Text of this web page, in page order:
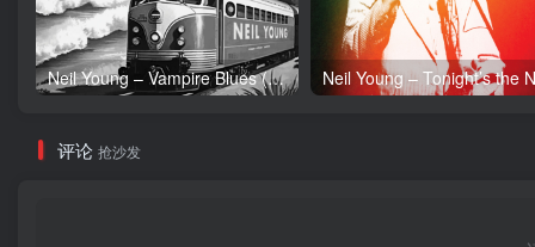
Neil Young – Vampire Blues (Live) – Single(054391239303)【24bit／96.0kHz】土耳其区
评论 抢沙发